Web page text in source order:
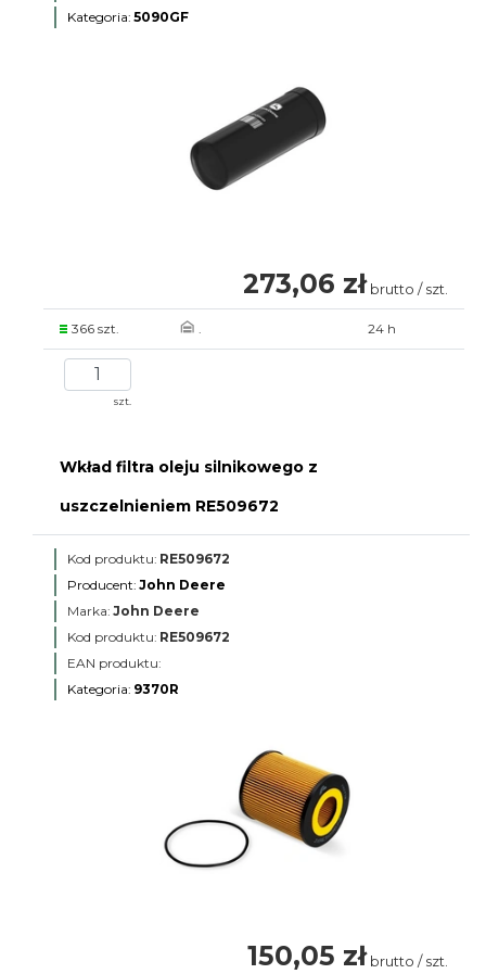
Kategoria: 5090GF
273,06 zł brutto / szt.
366 szt. . 24 h
szt.
Wkład filtra oleju silnikowego z
uszczelnieniem RE509672
Kod produktu: RE509672
Producent: John Deere
Marka: John Deere
Kod produktu: RE509672
EAN produktu:
Kategoria: 9370R
150,05 zł brutto / szt.